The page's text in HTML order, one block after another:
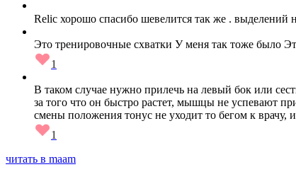
Relic хорошо спасибо шевелится так же . выделений
Это тренировочные схватки У меня так тоже было
1
В таком случае нужно прилечь на левый бок или
за того что он быстро растет, мышцы не успевают
смены положения тонус не уходит то бегом к врачу,
1
читать в maam